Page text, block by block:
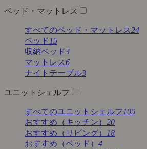
ベッド・マットレス
すべてのベッド・マットレス24
ベッド 15
収納ベッド3
マットレス6
ナイトテーブル3
ユニットシェルフ
すべてのユニットシェルフ 105
おすすめ（キッチン） 20
おすすめ（リビング）
18
おすすめ（ベッド） 4